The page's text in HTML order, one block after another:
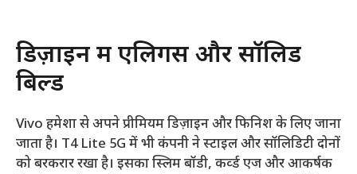
डिज़ाइन में एलिगेंस और सॉलिड
बिल्ड
Vivo हमेशा से अपने प्रीमियम डिज़ाइन और फिनिश के लिए जाना
जाता है। T4 Lite 5G में भी कंपनी ने स्टाइल और सॉलिडिटी दोनों
को बरकरार रखा है। इसका स्लिम बॉडी, कर्व्ड एज और आकर्षक